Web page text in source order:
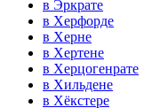
в Эркрате
в Херфорде
в Херне
в Хертене
в Херцогенрате
в Хильдене
в Хёкстере